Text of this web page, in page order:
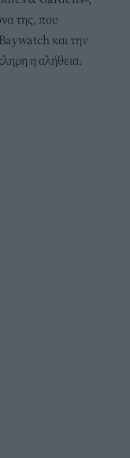
της, που
και την
η αλήθεια.